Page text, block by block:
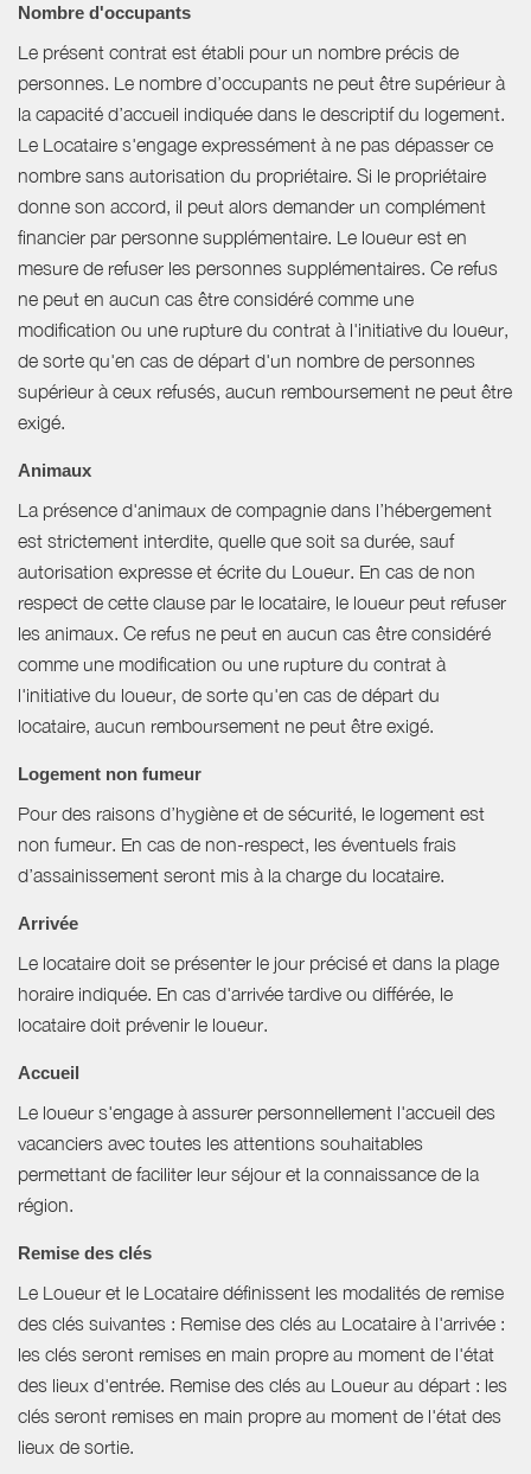
Nombre d'occupants
Le présent contrat est établi pour un nombre précis de
personnes. Le nombre d’occupants ne peut être supérieur à
la capacité d’accueil indiquée dans le descriptif du logement.
Le Locataire s'engage expressément à ne pas dépasser ce
nombre sans autorisation du propriétaire. Si le propriétaire
donne son accord, il peut alors demander un complément
financier par personne supplémentaire. Le loueur est en
mesure de refuser les personnes supplémentaires. Ce refus
ne peut en aucun cas être considéré comme une
modification ou une rupture du contrat à l'initiative du loueur,
de sorte qu'en cas de départ d'un nombre de personnes
supérieur à ceux refusés, aucun remboursement ne peut être
exigé.
Animaux
La présence d'animaux de compagnie dans l’hébergement
est strictement interdite, quelle que soit sa durée, sauf
autorisation expresse et écrite du Loueur. En cas de non
respect de cette clause par le locataire, le loueur peut refuser
les animaux. Ce refus ne peut en aucun cas être considéré
comme une modification ou une rupture du contrat à
l'initiative du loueur, de sorte qu'en cas de départ du
locataire, aucun remboursement ne peut être exigé.
Logement non fumeur
Pour des raisons d’hygiène et de sécurité, le logement est
non fumeur. En cas de non-respect, les éventuels frais
d’assainissement seront mis à la charge du locataire.
Arrivée
Le locataire doit se présenter le jour précisé et dans la plage
horaire indiquée. En cas d'arrivée tardive ou différée, le
locataire doit prévenir le loueur.
Accueil
Le loueur s'engage à assurer personnellement l'accueil des
vacanciers avec toutes les attentions souhaitables
permettant de faciliter leur séjour et la connaissance de la
région.
Remise des clés
Le Loueur et le Locataire définissent les modalités de remise
des clés suivantes : Remise des clés au Locataire à l'arrivée :
les clés seront remises en main propre au moment de l'état
des lieux d'entrée. Remise des clés au Loueur au départ : les
clés seront remises en main propre au moment de l'état des
lieux de sortie.